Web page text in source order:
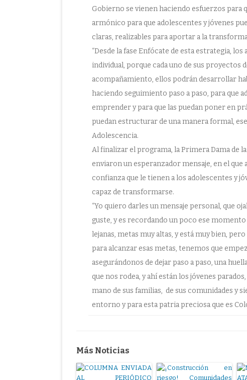
Gobierno se vienen haciendo esfuerzos para
armónico para que adolescentes y jóvenes
claras, realizables para aportar a la
“Desde la fase Enfócate de esta estrategia,
individual, porque cada uno de sus proyectos
acompañamiento, ellos podrán desarrollar
haciendo seguimiento paso a paso, para que
emprender y para que las puedan poner en
puedan estructurar de una manera formal,
Adolescencia.
Al finalizar el programa, la Primera Dama de
enviaron un esperanzador mensaje, en el que
confianza que le tienen a los adolescentes y
capaz de transformarse.
“Yo quiero darles un mensaje personal, que
guste, y es recordando un poco ese
lejanas, metas muy altas, y está muy bien,
para alcanzar esas metas, tenemos que
asegurándonos de dejar paso a paso, una
que nos rodea, y ahí están los jóvenes
mano de sus familias, de sus comunidades
entorno y para esta patria preciosa que es
Más Noticias